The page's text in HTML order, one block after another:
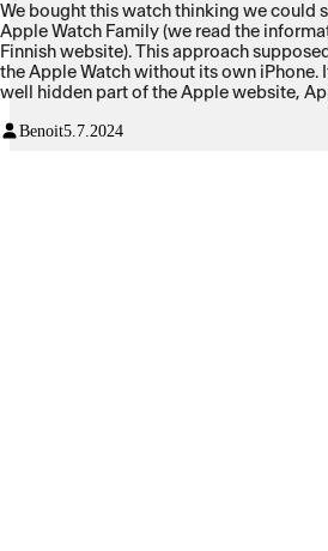
We bought this watch thinking we could
Apple Watch Family (we read the
Finnish website). This approach
the Apple Watch without its own iPhone.
well hidden part of the Apple website,
pages describing this service? I do not
Benoit5.7.2024